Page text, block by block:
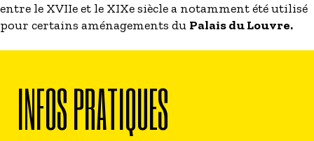
entre le XVIIe et le XIXe siècle a notamment été utilisé
pour certains aménagements du Palais du Louvre.
INFOS PRATIQUES